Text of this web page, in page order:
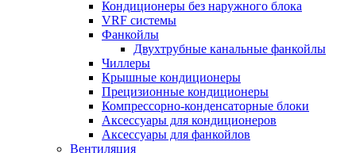
Кондиционеры без наружного блока
VRF системы
Фанкойлы
Двухтрубные канальные фанкойлы
Чиллеры
Крышные кондиционеры
Прецизионные кондиционеры
Компрессорно-конденсаторные блоки
Аксессуары для кондиционеров
Аксессуары для фанкойлов
Вентиляция